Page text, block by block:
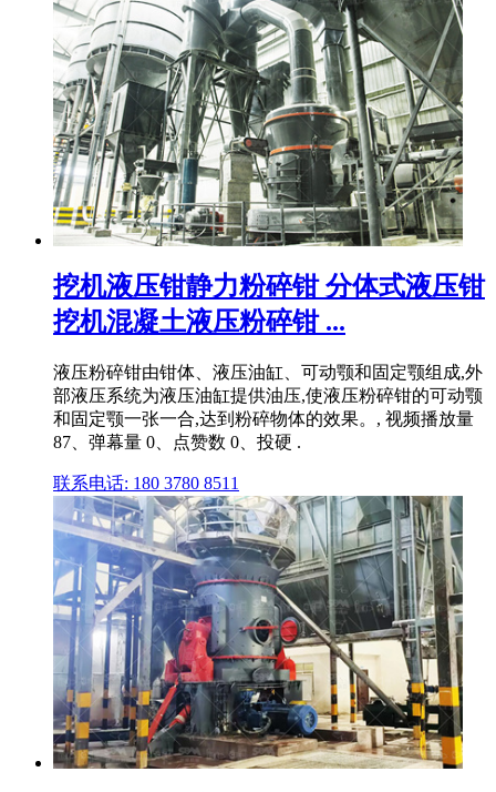
挖机液压钳静力粉碎钳 分体式液压钳
挖机混凝土液压粉碎钳 ...
液压粉碎钳由钳体、液压油缸、可动颚和固定颚组成,外
部液压系统为液压油缸提供油压,使液压粉碎钳的可动颚
和固定颚一张一合,达到粉碎物体的效果。, 视频播放量
87、弹幕量 0、点赞数 0、投硬 .
联系电话: 180 3780 8511